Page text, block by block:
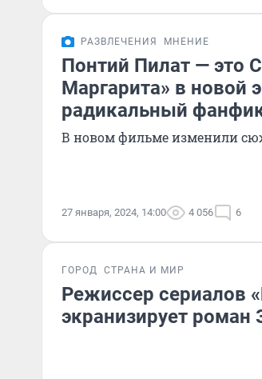
РАЗВЛЕЧЕНИЯ МНЕНИЕ
Понтий Пилат — это
Маргарита» в новой
радикальный
В новом фильме изменили
27 января, 2024, 14:00 4 056 6
ГОРОД СТРАНА И МИР
Режиссер сериалов
экранизирует